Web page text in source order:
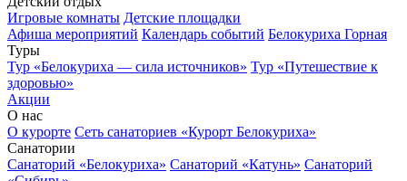
Игровые комнаты Детские площадки
Афиша мероприятий Календарь событий Белокуриха Горная
Туры
Тур «Белокуриха — сила источников» Тур «Путешествие к
здоровью»
Акции
О нас
О курорте Сеть санаториев «Курорт Белокуриха»
Санатории
Санаторий «Белокуриха» Санаторий «Катунь» Санаторий